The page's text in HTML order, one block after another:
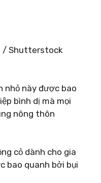
/ Shutterstock
nhỏ này được bao
bình dị mà mọi
nông thôn
cỏ dành cho gia
bao quanh bởi bụi